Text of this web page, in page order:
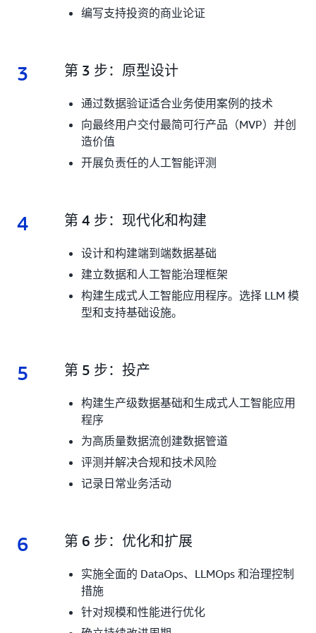
编写支持投资的商业论证
3 3.
第 3 步：原型设计
通过数据验证适合业务使用案例的技术
向最终用户交付最简可行产品（MVP）并创
造价值
开展负责任的人工智能评测
4 4.
第 4 步：现代化和构建
设计和构建端到端数据基础
建立数据和人工智能治理框架
构建生成式人工智能应用程序。选择 LLM 模
型和支持基础设施。
5 5.
第 5 步：投产
构建生产级数据基础和生成式人工智能应用
程序
为高质量数据流创建数据管道
评测并解决合规和技术风险
记录日常业务活动
6 6.
第 6 步：优化和扩展
实施全面的 DataOps、LLMOps 和治理控制
措施
针对规模和性能进行优化